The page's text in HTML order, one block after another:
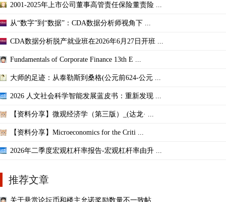
2001-2025年上市公司董事高管责任保险董责险 ...
从“数字”到“数据”：CDA数据分析师视角下 ...
CDA数据分析脱产就业班在2026年6月27日开班 ...
Fundamentals of Corporate Finance 13th E ...
大师的足迹：从泰勒斯到桑格(公元前624-公元 ...
2026 人文社会科学智能发展蓝皮书：重新发现 ...
【资料分享】微观经济学（第三版）_(达龙· ...
【资料分享】Microeconomics for the Criti ...
2026年二季度宏观杠杆率报告-宏观杠杆率由升 ...
推荐文章
关于悬赏论坛币和楼主允诺奖励数量不一致帖 ...